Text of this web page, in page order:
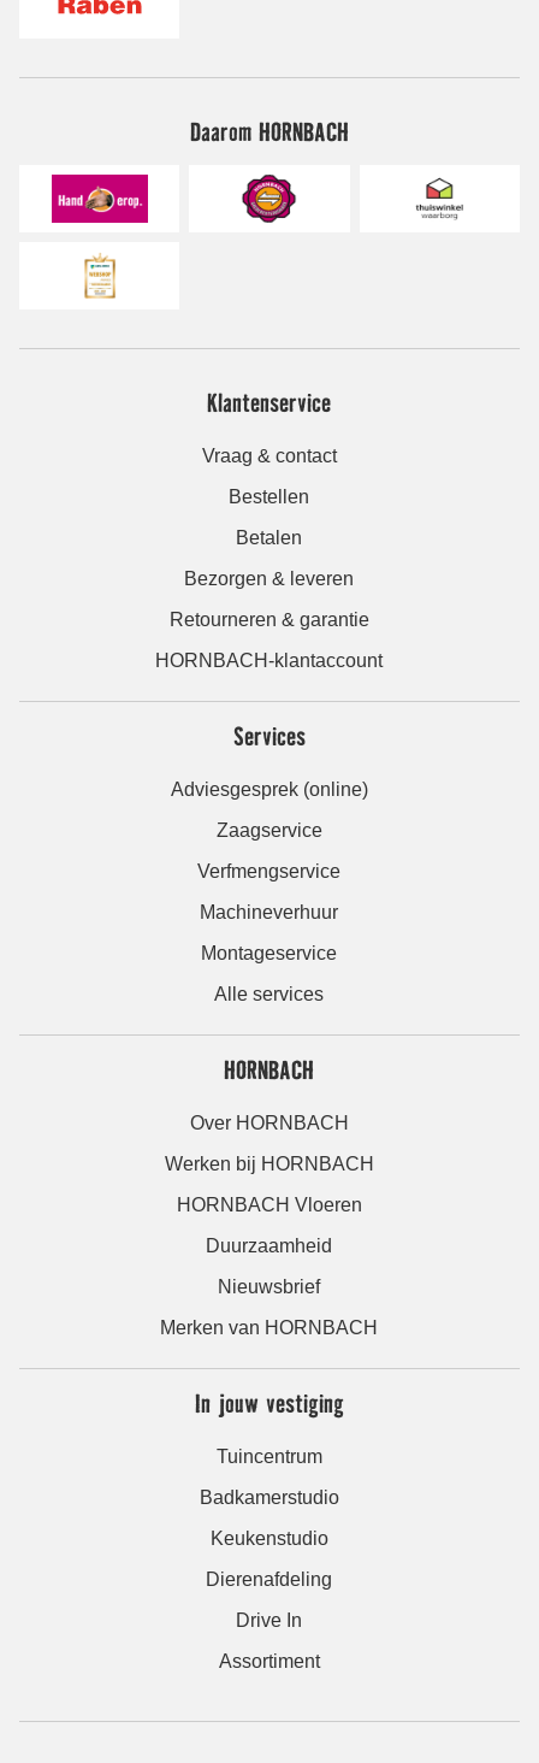
Daarom HORNBACH
Klantenservice
Vraag & contact
Bestellen
Betalen
Bezorgen & leveren
Retourneren & garantie
HORNBACH-klantaccount
Services
Adviesgesprek (online)
Zaagservice
Verfmengservice
Machineverhuur
Montageservice
Alle services
HORNBACH
Over HORNBACH
Werken bij HORNBACH
HORNBACH Vloeren
Duurzaamheid
Nieuwsbrief
Merken van HORNBACH
In jouw vestiging
Tuincentrum
Badkamerstudio
Keukenstudio
Dierenafdeling
Drive In
Assortiment